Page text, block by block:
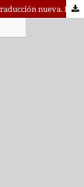
¿Misal nuevo? Más bien, misal renovado y traducción nueva. Breve recorrido histórico